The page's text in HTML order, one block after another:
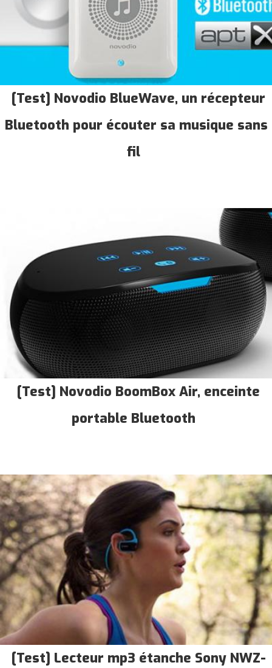
[Test] Novodio BlueWave, un récepteur
Bluetooth pour écouter sa musique sans
fil
[Test] Novodio BoomBox Air, enceinte
portable Bluetooth
[Test] Lecteur mp3 étanche Sony NWZ-